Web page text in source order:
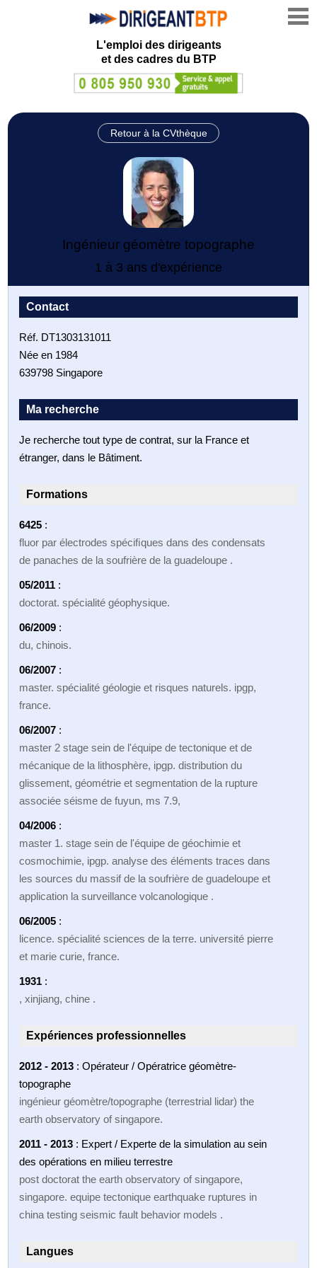
L'emploi des dirigeants
et des cadres du BTP
Retour à la CVthèque
Ingénieur géomètre topographe
1 à 3 ans d'expérience
Contact
Réf. DT1303131011
Née en 1984
639798 Singapore
Ma recherche
Je recherche tout type de contrat, sur la France et
étranger, dans le Bâtiment.
Formations
6425 :
fluor par électrodes spéciﬁques dans des condensats
de panaches de la soufrière de la guadeloupe .
05/2011 :
doctorat. spécialité géophysique.
06/2009 :
du, chinois.
06/2007 :
master. spécialité géologie et risques naturels. ipgp,
france.
06/2007 :
master 2 stage sein de l'équipe de tectonique et de
mécanique de la lithosphère, ipgp. distribution du
glissement, géométrie et segmentation de la rupture
associée séisme de fuyun, ms 7.9,
04/2006 :
master 1. stage sein de l'équipe de géochimie et
cosmochimie, ipgp. analyse des éléments traces dans
les sources du massif de la soufrière de guadeloupe et
application la surveillance volcanologique .
06/2005 :
licence. spécialité sciences de la terre. université pierre
et marie curie, france.
1931 :
, xinjiang, chine .
Expériences professionnelles
2012 - 2013 : Opérateur / Opératrice géomètre-
topographe
ingénieur géomètre/topographe (terrestrial lidar) the
earth observatory of singapore.
2011 - 2013 : Expert / Experte de la simulation au sein
des opérations en milieu terrestre
post doctorat the earth observatory of singapore,
singapore. equipe tectonique earthquake ruptures in
china testing seismic fault behavior models .
Langues